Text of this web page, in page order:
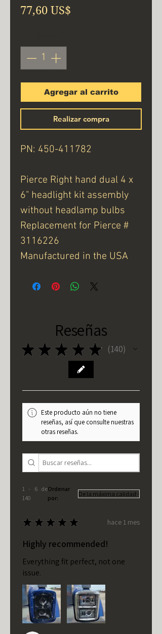
77,60 US$
Agregar al carrito
Realizar compra
PN: 450-411782
Pierce Right hand dual 4 x
6" headlight kit assembly
without headlamp bulbs
Replacement for Pierce #
3116226
Manufactured in the USA
Reseñas
★ ★ ★ ★ ★ 140
140
Este producto aún no tiene
reseñas, así que consulte nuestras
otras reseñas.
1 - 6 de
140
Ordenar
por:
★ ★ ★ ★ ★ hace 1 mes
Highly recommended!
Everything fit perfect, not one
issue.